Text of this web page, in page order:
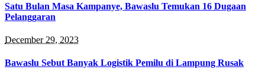
Satu Bulan Masa Kampanye, Bawaslu Temukan 16 Dugaan
Pelanggaran
December 29, 2023
Bawaslu Sebut Banyak Logistik Pemilu di Lampung Rusak